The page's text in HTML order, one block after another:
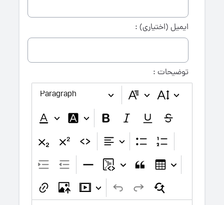
ایمیل (اختیاری) :
توضیحات :
Paragraph